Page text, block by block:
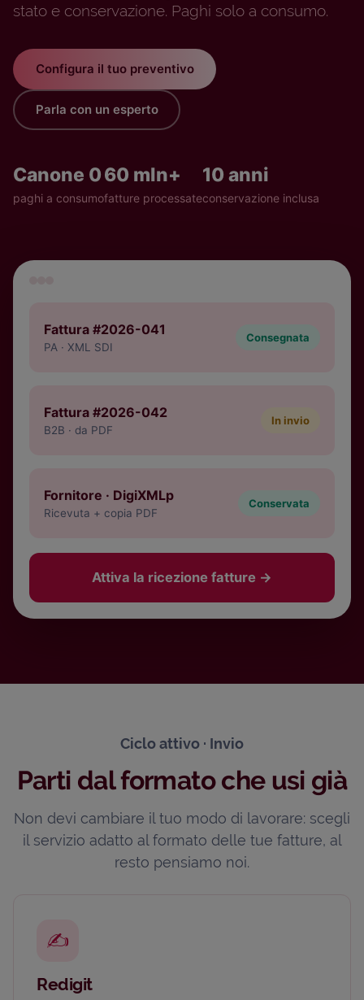
stato e conservazione. Paghi solo a consumo.
Configura il tuo preventivo
Parla con un esperto
Canone 0
paghi a consumo
60 mln+
fatture processate
10 anni
conservazione inclusa
Fattura #2026-041
PA · XML SDI
Consegnata
Fattura #2026-042
B2B · da PDF
In invio
Fornitore · DigiXMLp
Ricevuta + copia PDF
Conservata
Attiva la ricezione fatture →
Ciclo attivo · Invio
Parti dal formato che usi già
Non devi cambiare il tuo modo di lavorare: scegli
il servizio adatto al formato delle tue fatture, al
resto pensiamo noi.
✍️
Redigit